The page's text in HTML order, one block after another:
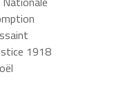
1918